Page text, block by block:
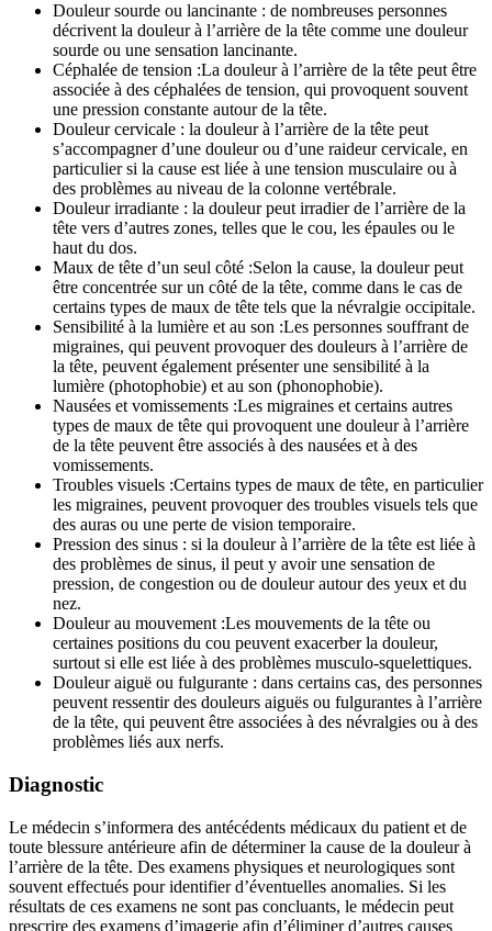
Douleur sourde ou lancinante : de nombreuses personnes
décrivent la douleur à l’arrière de la tête comme une douleur
sourde ou une sensation lancinante.
Céphalée de tension :La douleur à l’arrière de la tête peut être
associée à des céphalées de tension, qui provoquent souvent
une pression constante autour de la tête.
Douleur cervicale : la douleur à l’arrière de la tête peut
s’accompagner d’une douleur ou d’une raideur cervicale, en
particulier si la cause est liée à une tension musculaire ou à
des problèmes au niveau de la colonne vertébrale.
Douleur irradiante : la douleur peut irradier de l’arrière de la
tête vers d’autres zones, telles que le cou, les épaules ou le
haut du dos.
Maux de tête d’un seul côté :Selon la cause, la douleur peut
être concentrée sur un côté de la tête, comme dans le cas de
certains types de maux de tête tels que la névralgie occipitale.
Sensibilité à la lumière et au son :Les personnes souffrant de
migraines, qui peuvent provoquer des douleurs à l’arrière de
la tête, peuvent également présenter une sensibilité à la
lumière (photophobie) et au son (phonophobie).
Nausées et vomissements :Les migraines et certains autres
types de maux de tête qui provoquent une douleur à l’arrière
de la tête peuvent être associés à des nausées et à des
vomissements.
Troubles visuels :Certains types de maux de tête, en particulier
les migraines, peuvent provoquer des troubles visuels tels que
des auras ou une perte de vision temporaire.
Pression des sinus : si la douleur à l’arrière de la tête est liée à
des problèmes de sinus, il peut y avoir une sensation de
pression, de congestion ou de douleur autour des yeux et du
nez.
Douleur au mouvement :Les mouvements de la tête ou
certaines positions du cou peuvent exacerber la douleur,
surtout si elle est liée à des problèmes musculo-squelettiques.
Douleur aiguë ou fulgurante : dans certains cas, des personnes
peuvent ressentir des douleurs aiguës ou fulgurantes à l’arrière
de la tête, qui peuvent être associées à des névralgies ou à des
problèmes liés aux nerfs.
Diagnostic
Le médecin s’informera des antécédents médicaux du patient et de
toute blessure antérieure afin de déterminer la cause de la douleur à
l’arrière de la tête. Des examens physiques et neurologiques sont
souvent effectués pour identifier d’éventuelles anomalies. Si les
résultats de ces examens ne sont pas concluants, le médecin peut
prescrire des examens d’imagerie afin d’éliminer d’autres causes